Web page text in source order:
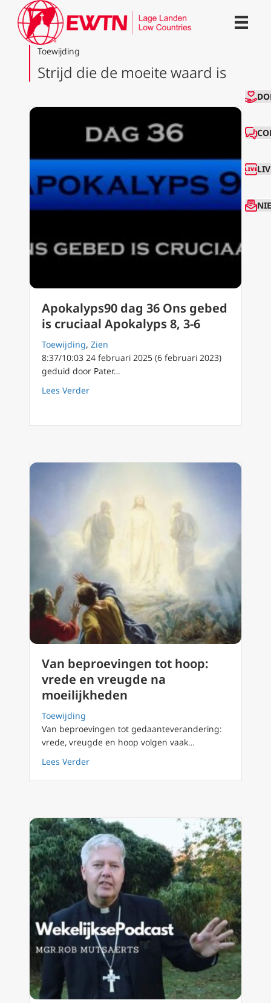
Toewijding
Strijd die de moeite waard is
Apokalyps90 dag 36 Ons gebed
is cruciaal Apokalyps 8, 3-6
Toewijding, Zien
8:37/10:03 24 februari 2025 (6 februari 2023)
geduid door Pater…
Lees Verderabout Apokalyps90 dag 36 Ons gebed is
Van beproevingen tot hoop:
vrede en vreugde na
moeilijkheden
Toewijding
Van beproevingen tot gedaanteverandering:
vrede, vreugde en hoop volgen vaak…
Lees Verderabout Van beproevingen tot hoop: vrede